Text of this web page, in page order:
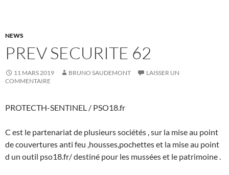
NEWS
PREV SECURITE 62
11 MARS 2019 BRUNO SAUDEMONT
LAISSER UN
COMMENTAIRE
PROTECTH-SENTINEL / PSO18.fr
C est le partenariat de plusieurs sociétés , sur la mise au point
de couvertures anti feu ,housses,pochettes et la mise au point
d un outil pso18.fr/ destiné pour les mussées et le patrimoine .